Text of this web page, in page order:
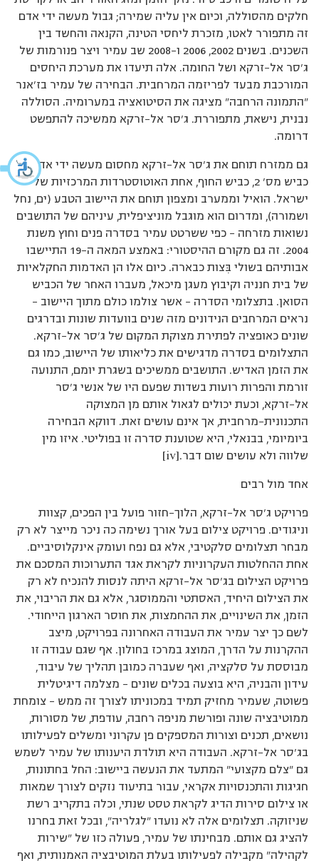
חלקים מהסוללה, וכיום אין עליה שמירה; גבול מעשה ידי אדם
זה מתפורר לאטו, מזכרת ליחסי הטינה, הקנאה והחשד בין
השכנים. בשנים 2002, 2006 ו-2008 שב עמיר ויצר פנורמות של
ג’סר אל-זרקא ושל החומה. אלה תיעדו את מערכת היחסים
המורכבת מבעד לפריזמה המרחבית. הבחירה של עמיר בז’אנר
"התמונה הרחבה" מציגה את הסיטואציה במערומיה. הסוללה
נבנית, נישאת, מתפוררת. ג’סר אל-זרקא ממשיכה להתפשט
דרומה.
גם ממזרח תוחם את ג’סר אל-זרקא מחסום מעשה ידי אדם:
כביש מס’ 2, כביש החוף, אחת האוטוסטרדות המרכזיות של
ישראל. הואיל וממערב ומצפון תוחם את היישוב הטבע (ים, נחל
ושמורה), ומדרום הוא מוגבל מוניציפלית, עיניהם של התושבים
נשואות מזרחה – כפי ששרטט עמיר בסדרה פנים וחוץ משנת
2004. זה גם מקורם ההיסטורי: באמצע המאה ה-19 התיישבו
אבותיהם בשולי בִּצות כבארה. כיום אלו הן האדמות החקלאיות
של בית חנניה וקיבוץ מעגן מיכאל, מעברו האחר של הכביש
הסואן. בתצלומי הסדרה – אשר צולמו כולם מתוך היישוב –
נראים המרחבים הנידונים מזה שנים בוועדות שונות ובדרגים
שונים כאופציה לפתירת מצוקת המקום של ג’סר אל-זרקא.
התצלומים בסדרה מדגישים את כליאותו של היישוב, כמו גם
את הזמן האדיש. התושבים ממשיכים בשגרת יומם, התנועה
זורמת והפרות רועות בשדות שפעם היו של אנשי ג’סר
אל-זרקא, וכעת יכולים לגאול אותם מן המצוקה
התכנונית-מרחבית, אך אינם עושים זאת. דווקא הבחירה
ביומיומי, בבנאלי, היא שטוענת סדרה זו בפוליטי. איזו מין
שלווה ולא עושים שום דבר.[iv]
אחד מול רבים
פרויקט ג’סר אל-זרקא, הלוך-חזור פועל בין הפכים, קצוות
וניגודים. פרויקט צילום בעל אורך נשימה כה ניכר מייצר לא רק
מבחר תצלומים סלקטיבי, אלא גם נפח ועומק אינקלוסיביים.
אחת ההחלטות העקרוניות לקראת אגד התערוכות המסכם את
פרויקט הצילום בג’סר אל-זרקא היתה לנסות להנכיח לא רק
את הצילום היחיד, האסתטי והממוסגר, אלא גם את הריבוי, את
הזמן, את השינויים, את ההחמצות, את חוסר הארגון הייחודי.
לשם כך יצר עמיר את העבודה האחרונה בפרויקט, מיצב
ההקרנות על הדרך, המוצג במרכז בחולון. אף שגם עבודה זו
מבוססת על סלקציה, ואף שעברה כמובן תהליך של עיבוד,
עידון והבניה, היא בוצעה בכלים שונים – מצלמה דיגיטלית
פשוטה, שעמיר מחזיק תמיד במכוניתו לצורך זה ממש – צומחת
ממוטיבציה שונה ופורשת מניפה רחבה, עודפת, של מסורות,
נושאים, תכנים וצורות המספקים פן עקרוני ומשלים לפעילותו
בג’סר אל-זרקא. העבודה היא תולדת היענותו של עמיר לשמש
גם "צלם מקצועי" המתעד את הנעשה ביישוב: החל בחתונות,
חגיגות והתכנסויות אקראי, עבור בתיעוד נזקים לצורך שמאות
או צילום סירות הדיג לקראת טסט שנתי, וכלה בתקריב רשת
שניזוקה. תצלומים אלה לא נועדו "לגלריה", ובכל זאת בחרנו
להציג גם אותם. מבחינתו של עמיר, פעולה כזו של "שירות
לקהילה" מקבילה לפעילותו בעלת המוטיבציה האמנותית, ואף